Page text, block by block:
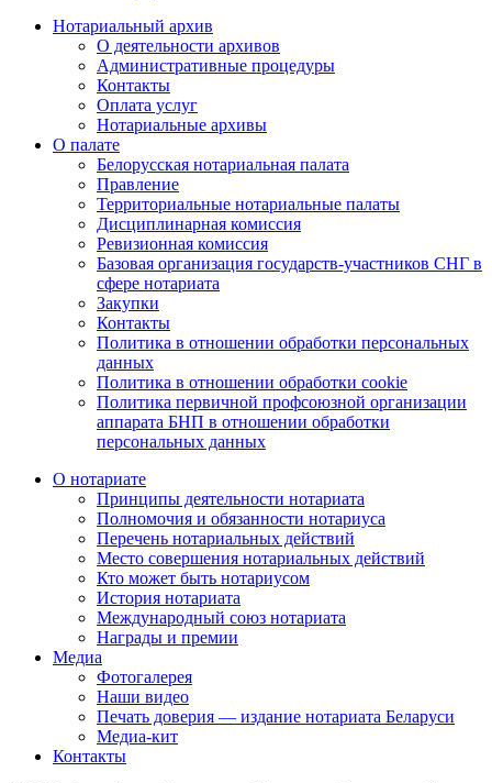
Нотариальный архив
О деятельности архивов
Административные процедуры
Контакты
Оплата услуг
Нотариальные архивы
О палате
Белорусская нотариальная палата
Правление
Территориальные нотариальные палаты
Дисциплинарная комиссия
Ревизионная комиссия
Базовая организация государств-участников СНГ в
сфере нотариата
Закупки
Контакты
Политика в отношении обработки персональных
данных
Политика в отношении обработки cookie
Политика первичной профсоюзной организации
аппарата БНП в отношении обработки
персональных данных
О нотариате
Принципы деятельности нотариата
Полномочия и обязанности нотариуса
Перечень нотариальных действий
Место совершения нотариальных действий
Кто может быть нотариусом
История нотариата
Международный союз нотариата
Награды и премии
Медиа
Фотогалерея
Наши видео
Печать доверия — издание нотариата Беларуси
Медиа-кит
Контакты